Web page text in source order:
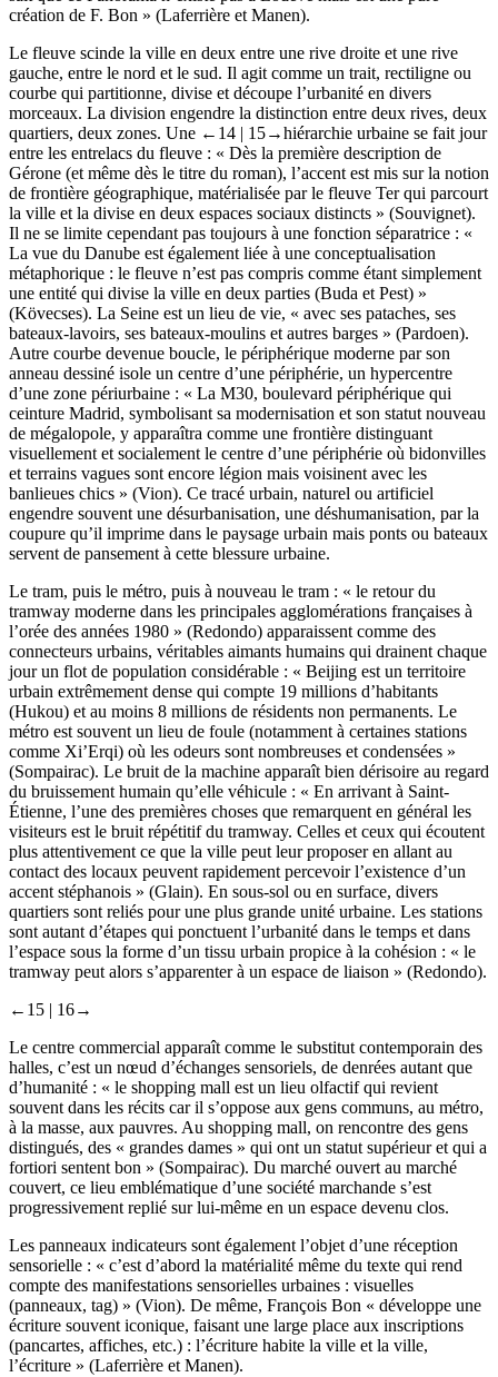
création de F. Bon » (Laferrière et Manen).
Le fleuve scinde la ville en deux entre une rive droite et une rive
gauche, entre le nord et le sud. Il agit comme un trait, rectiligne ou
courbe qui partitionne, divise et découpe l’urbanité en divers
morceaux. La division engendre la distinction entre deux rives, deux
quartiers, deux zones. Une ←14 | 15→hiérarchie urbaine se fait jour
entre les entrelacs du fleuve : « Dès la première description de
Gérone (et même dès le titre du roman), l’accent est mis sur la notion
de frontière géographique, matérialisée par le fleuve Ter qui parcourt
la ville et la divise en deux espaces sociaux distincts » (Souvignet).
Il ne se limite cependant pas toujours à une fonction séparatrice : «
La vue du Danube est également liée à une conceptualisation
métaphorique : le fleuve n’est pas compris comme étant simplement
une entité qui divise la ville en deux parties (Buda et Pest) »
(Kövecses). La Seine est un lieu de vie, « avec ses pataches, ses
bateaux-lavoirs, ses bateaux-moulins et autres barges » (Pardoen).
Autre courbe devenue boucle, le périphérique moderne par son
anneau dessiné isole un centre d’une périphérie, un hypercentre
d’une zone périurbaine : « La M30, boulevard périphérique qui
ceinture Madrid, symbolisant sa modernisation et son statut nouveau
de mégalopole, y apparaîtra comme une frontière distinguant
visuellement et socialement le centre d’une périphérie où bidonvilles
et terrains vagues sont encore légion mais voisinent avec les
banlieues chics » (Vion). Ce tracé urbain, naturel ou artificiel
engendre souvent une désurbanisation, une déshumanisation, par la
coupure qu’il imprime dans le paysage urbain mais ponts ou bateaux
servent de pansement à cette blessure urbaine.
Le tram, puis le métro, puis à nouveau le tram : « le retour du
tramway moderne dans les principales agglomérations françaises à
l’orée des années 1980 » (Redondo) apparaissent comme des
connecteurs urbains, véritables aimants humains qui drainent chaque
jour un flot de population considérable : « Beijing est un territoire
urbain extrêmement dense qui compte 19 millions d’habitants
(Hukou) et au moins 8 millions de résidents non permanents. Le
métro est souvent un lieu de foule (notamment à certaines stations
comme Xi’Erqi) où les odeurs sont nombreuses et condensées »
(Sompairac). Le bruit de la machine apparaît bien dérisoire au regard
du bruissement humain qu’elle véhicule : « En arrivant à Saint-
Étienne, l’une des premières choses que remarquent en général les
visiteurs est le bruit répétitif du tramway. Celles et ceux qui écoutent
plus attentivement ce que la ville peut leur proposer en allant au
contact des locaux peuvent rapidement percevoir l’existence d’un
accent stéphanois » (Glain). En sous-sol ou en surface, divers
quartiers sont reliés pour une plus grande unité urbaine. Les stations
sont autant d’étapes qui ponctuent l’urbanité dans le temps et dans
l’espace sous la forme d’un tissu urbain propice à la cohésion : « le
tramway peut alors s’apparenter à un espace de liaison » (Redondo).
←15 | 16→
Le centre commercial apparaît comme le substitut contemporain des
halles, c’est un nœud d’échanges sensoriels, de denrées autant que
d’humanité : « le shopping mall est un lieu olfactif qui revient
souvent dans les récits car il s’oppose aux gens communs, au métro,
à la masse, aux pauvres. Au shopping mall, on rencontre des gens
distingués, des « grandes dames » qui ont un statut supérieur et qui a
fortiori sentent bon » (Sompairac). Du marché ouvert au marché
couvert, ce lieu emblématique d’une société marchande s’est
progressivement replié sur lui-même en un espace devenu clos.
Les panneaux indicateurs sont également l’objet d’une réception
sensorielle : « c’est d’abord la matérialité même du texte qui rend
compte des manifestations sensorielles urbaines : visuelles
(panneaux, tag) » (Vion). De même, François Bon « développe une
écriture souvent iconique, faisant une large place aux inscriptions
(pancartes, affiches, etc.) : l’écriture habite la ville et la ville,
l’écriture » (Laferrière et Manen).